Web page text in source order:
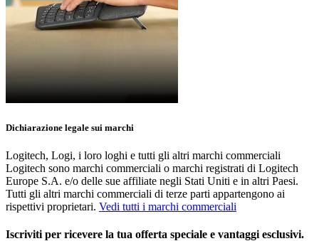
Dichiarazione legale sui marchi
Logitech, Logi, i loro loghi e tutti gli altri marchi commerciali
Logitech sono marchi commerciali o marchi registrati di Logitech
Europe S.A. e/o delle sue affiliate negli Stati Uniti e in altri Paesi.
Tutti gli altri marchi commerciali di terze parti appartengono ai
rispettivi proprietari. Vedi tutti i marchi commerciali
Iscriviti per ricevere la tua offerta speciale e vantaggi esclusivi.